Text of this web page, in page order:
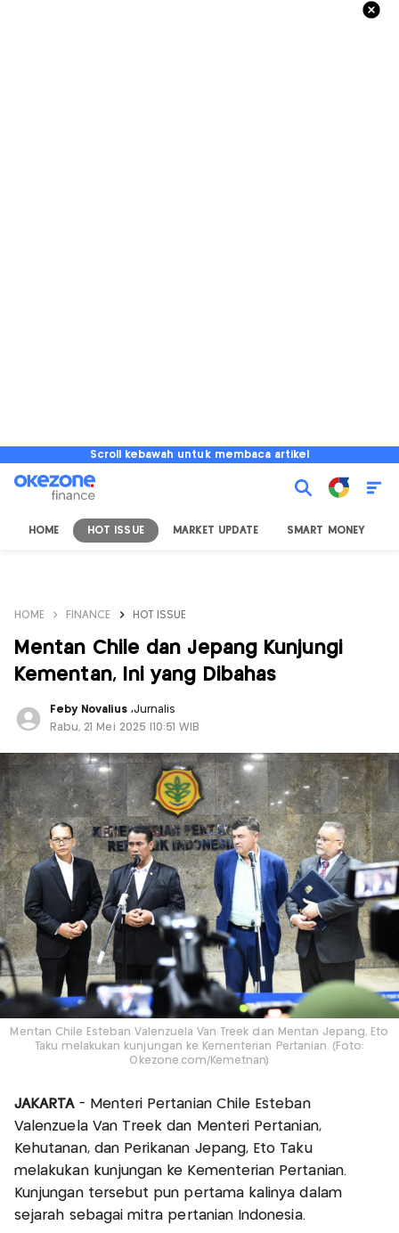
Scroll kebawah untuk membaca artikel
HOME HOT ISSUE MARKET UPDATE SMART MONEY
HOME FINANCE HOT ISSUE
Mentan Chile dan Jepang Kunjungi
Kementan, Ini yang Dibahas
Feby Novalius ,Jurnalis
Rabu, 21 Mei 2025 |10:51 WIB
Mentan Chile Esteban Valenzuela Van Treek dan Mentan Jepang, Eto
Taku melakukan kunjungan ke Kementerian Pertanian. (Foto:
Okezone.com/Kemetnan)
JAKARTA - Menteri Pertanian Chile Esteban
Valenzuela Van Treek dan Menteri Pertanian,
Kehutanan, dan Perikanan Jepang, Eto Taku
melakukan kunjungan ke Kementerian Pertanian.
Kunjungan tersebut pun pertama kalinya dalam
sejarah sebagai mitra pertanian Indonesia.